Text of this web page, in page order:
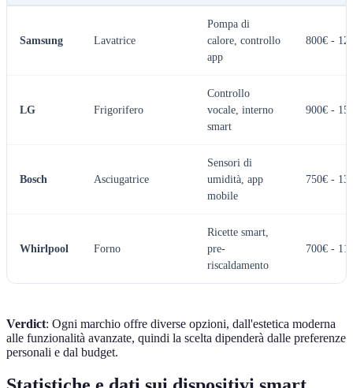
Samsung Lavatrice
Pompa di
calore, controllo
app
800€ -
LG Frigorifero
Controllo
vocale, interno
smart
900€ -
Bosch Asciugatrice
Sensori di
umidità, app
mobile
750€ -
Whirlpool Forno
Ricette smart,
pre-
riscaldamento
700€ -
Verdict: Ogni marchio offre diverse opzioni, dall'estetica moderna
alle funzionalità avanzate, quindi la scelta dipenderà dalle preferenze
personali e dal budget.